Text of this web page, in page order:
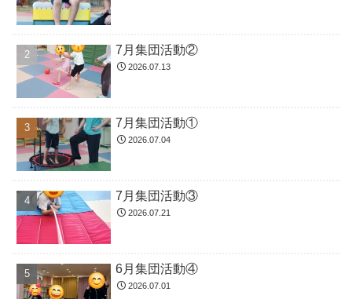
7月集団活動②
2026.07.13
7月集団活動①
2026.07.04
7月集団活動③
2026.07.21
6月集団活動④
2026.07.01